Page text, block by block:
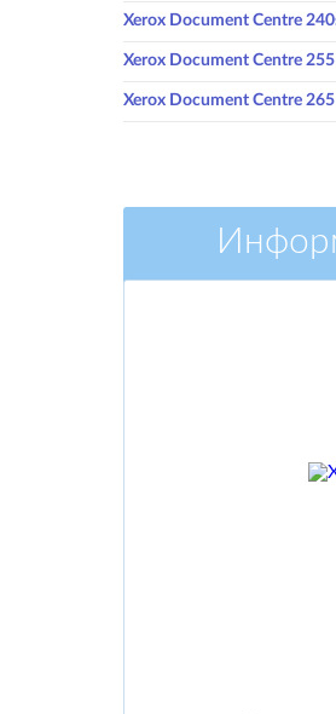
Xerox Document Centre
Xerox Document Centre 255
Xerox Document Centre 265